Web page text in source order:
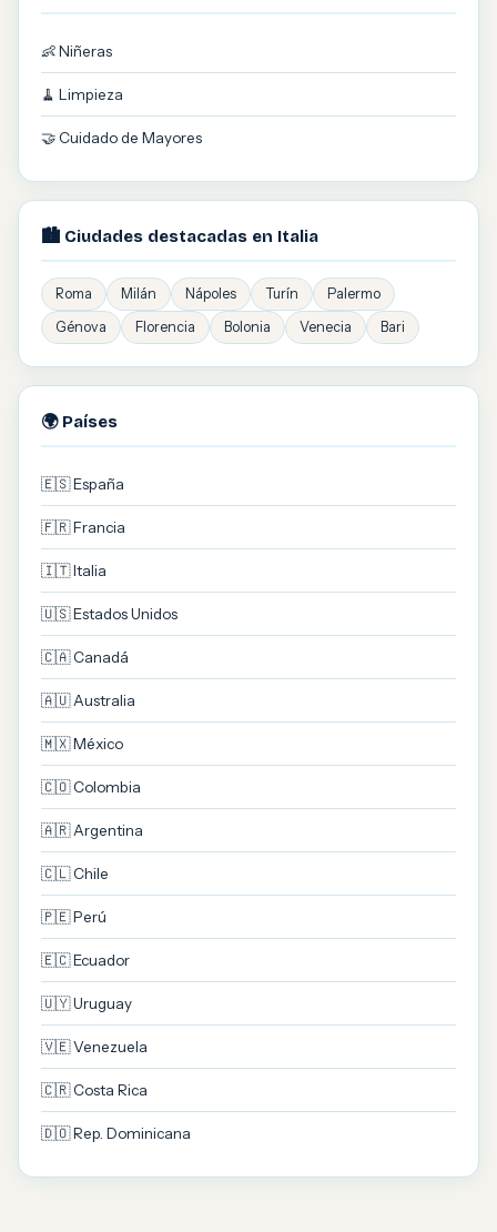
👶 Niñeras
🧹 Limpieza
🤝 Cuidado de Mayores
🏙️ Ciudades destacadas en Italia
Roma Milán Nápoles Turín
Palermo
Génova
Florencia Bolonia Venecia Bari
🌍 Países
🇪🇸 España
🇫🇷 Francia
🇮🇹 Italia
🇺🇸 Estados Unidos
🇨🇦 Canadá
🇦🇺 Australia
🇲🇽 México
🇨🇴 Colombia
🇦🇷 Argentina
🇨🇱 Chile
🇵🇪 Perú
🇪🇨 Ecuador
🇺🇾 Uruguay
🇻🇪 Venezuela
🇨🇷 Costa Rica
🇩🇴 Rep. Dominicana